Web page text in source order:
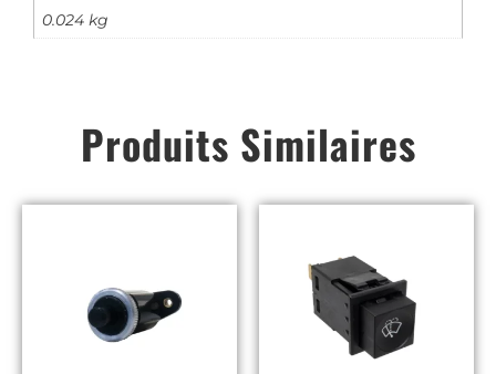
0.024 kg
Produits Similaires